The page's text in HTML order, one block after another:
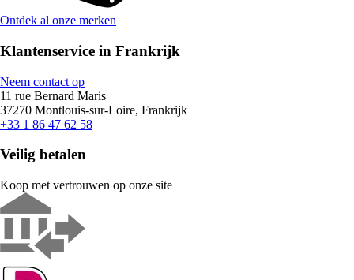
Ontdek al onze merken
Klantenservice in Frankrijk
Neem contact op
11 rue Bernard Maris
37270 Montlouis-sur-Loire, Frankrijk
+33 1 86 47 62 58
Veilig betalen
Koop met vertrouwen op onze site